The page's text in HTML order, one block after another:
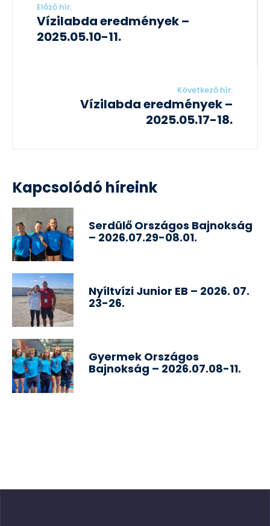
Előző hír:
Vízilabda eredmények –
2025.05.10-11.
Következő hír:
Vízilabda eredmények –
2025.05.17-18.
Kapcsolódó híreink
Serdülő Országos Bajnokság
– 2026.07.29-08.01.
Nyíltvízi Junior EB – 2026. 07.
23-26.
Gyermek Országos
Bajnokság – 2026.07.08-11.